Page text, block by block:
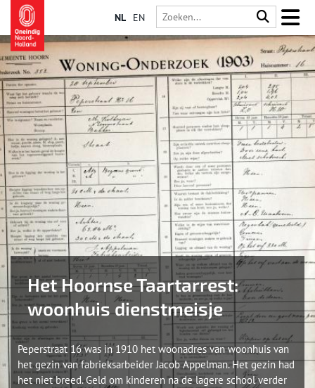
NL EN
Het Hoornse Taartarrest:
woonhuis dienstmeisje
Peperstraat 16 was in 1910 het woonadres van woonhuis van
het gezin van fabrieksarbeider Jacob Appelman. Het gezin had
het niet breed. Geld om kinderen na de lagere school verder